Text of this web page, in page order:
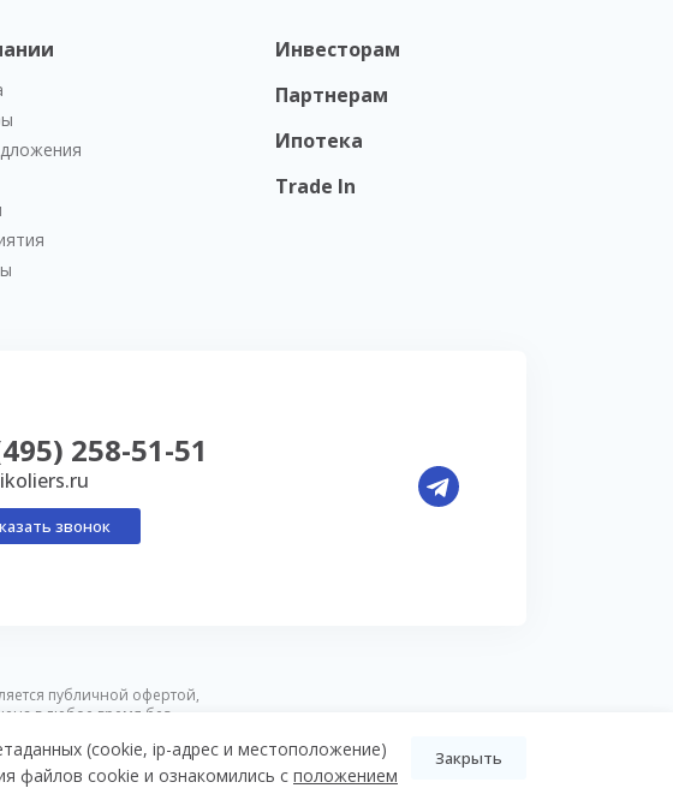
Инвесторам
Партнерам
Ипотека
Trade In
258-51-51
звонок
публичной офертой,
в любое время без
(cookie, ip-адрес и местоположение)
файлов cookie и ознакомились с положением
Закрыть